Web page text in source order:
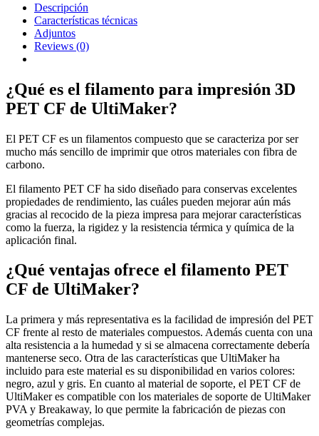
Descripción
Características técnicas
Adjuntos
Reviews (0)
¿Qué es el filamento para impresión 3D
PET CF de UltiMaker?
El PET CF es un filamentos compuesto que se caracteriza por ser
mucho más sencillo de imprimir que otros materiales con fibra de
carbono.
El filamento PET CF ha sido diseñado para conservas excelentes
propiedades de rendimiento, las cuáles pueden mejorar aún más
gracias al recocido de la pieza impresa para mejorar características
como la fuerza, la rigidez y la resistencia térmica y química de la
aplicación final.
¿Qué ventajas ofrece el filamento PET
CF de UltiMaker?
La primera y más representativa es la facilidad de impresión del PET
CF frente al resto de materiales compuestos. Además cuenta con una
alta resistencia a la humedad y si se almacena correctamente debería
mantenerse seco. Otra de las características que UltiMaker ha
incluido para este material es su disponibilidad en varios colores:
negro, azul y gris. En cuanto al material de soporte, el PET CF de
UltiMaker es compatible con los materiales de soporte de UltiMaker
PVA y Breakaway, lo que permite la fabricación de piezas con
geometrías complejas.